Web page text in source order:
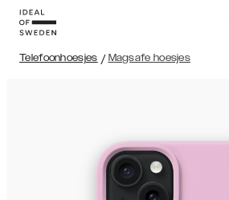
Telefoonhoesjes / Magsafe hoesjes